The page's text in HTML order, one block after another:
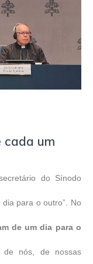
cada um
do Sínodo
para o outro”. No
de um dia para o
nós, de nossas